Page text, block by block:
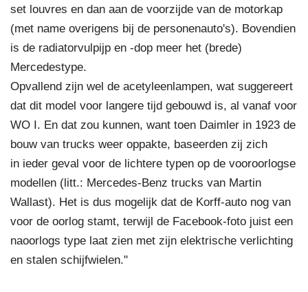
set louvres en dan aan de voorzijde van de motorkap
(met name overigens bij de personenauto's). Bovendien
is de radiatorvulpijp en -dop meer het (brede)
Mercedestype.
Opvallend zijn wel de acetyleenlampen, wat suggereert
dat dit model voor langere tijd gebouwd is, al vanaf voor
WO I. En dat zou kunnen, want toen Daimler in 1923 de
bouw van trucks weer oppakte, baseerden zij zich
in ieder geval voor de lichtere typen op de vooroorlogse
modellen (litt.: Mercedes-Benz trucks van Martin
Wallast). Het is dus mogelijk dat de Korff-auto nog van
voor de oorlog stamt, terwijl de Facebook-foto juist een
naoorlogs type laat zien met zijn elektrische verlichting
en stalen schijfwielen."